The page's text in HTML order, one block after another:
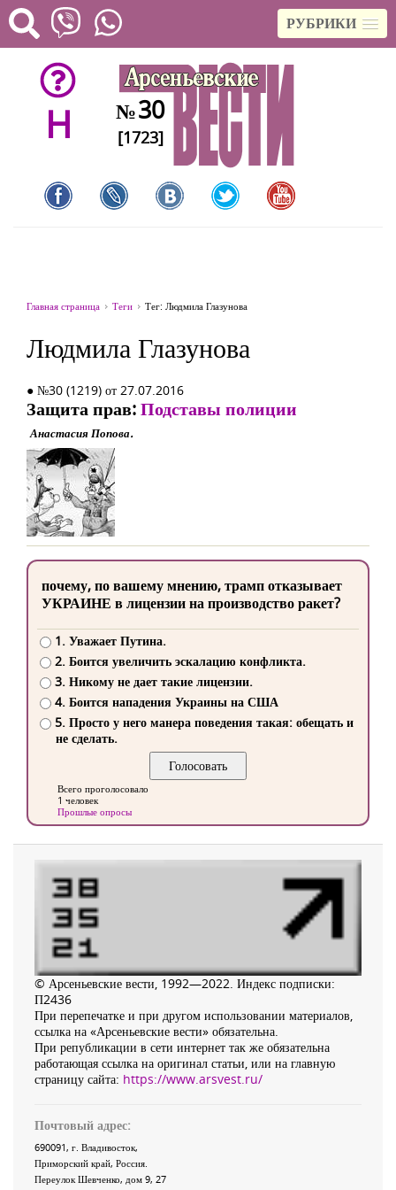
РУБРИКИ
H №30
[1723]
Главная страница Теги Тег: Людмила Глазунова
Людмила Глазунова
● №30 (1219) от 27.07.2016
Защита прав:Подставы полиции
Анастасия Попова.
почему, по вашему мнению, трамп отказывает
УКРАИНЕ в лицензии на производство ракет?
1. Уважает Путина.
2. Боится увеличить эскалацию конфликта.
3. Никому не дает такие лицензии.
4. Боится нападения Украины на США
5. Просто у него манера поведения такая: обещать и
не сделать.
Всего проголосовало
1 человек
Прошлые опросы
© Арсеньевские вести, 1992—2022. Индекс подписки:
П2436
При перепечатке и при другом использовании материалов,
ссылка на «Арсеньевские вести» обязательна.
При републикации в сети интернет так же обязательна
работающая ссылка на оригинал статьи, или на главную
страницу сайта: https://www.arsvest.ru/
Почтовый адрес:
690091, г. Владивосток,
Приморский край, Россия
Переулок Шевченко, дом 9, 27